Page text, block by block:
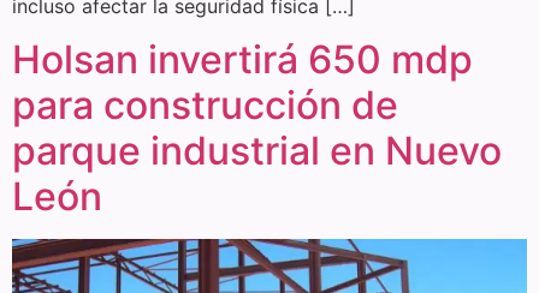
incluso afectar la seguridad física […]
Holsan invertirá 650 mdp
para construcción de
parque industrial en Nuevo
León